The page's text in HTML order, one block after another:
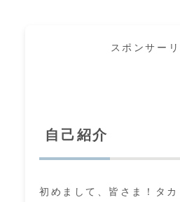
スポンサー
自己紹介
初めまして、皆さま！タ